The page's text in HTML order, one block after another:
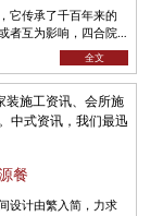
它传承了千百年来的
者互为影响，四合院
全文
餐
设计由繁入简，力求